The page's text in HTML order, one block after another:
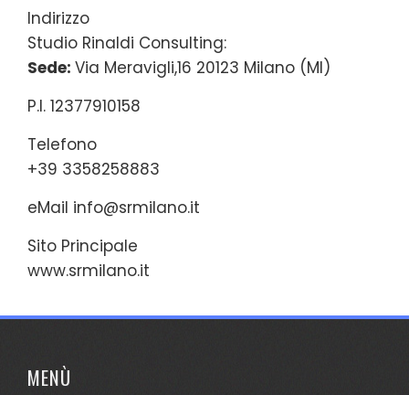
Indirizzo
Studio Rinaldi Consulting:
Sede: Via Meravigli,16 20123 Milano (MI)
P.I. 12377910158
Telefono
+39 3358258883
eMail info@srmilano.it
Sito Principale
www.srmilano.it
MENÙ